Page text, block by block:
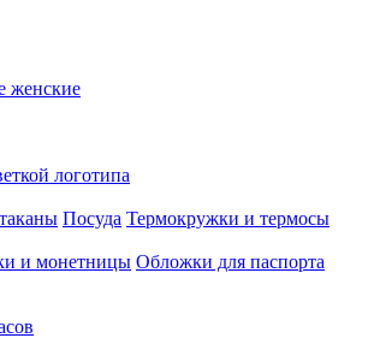
женские
логотипа
Посуда Термокружки и термосы
и монетницы Обложки для паспорта